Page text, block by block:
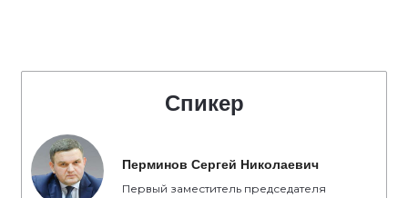
Спикер
Перминов Сергей Николаевич
Первый заместитель председателя